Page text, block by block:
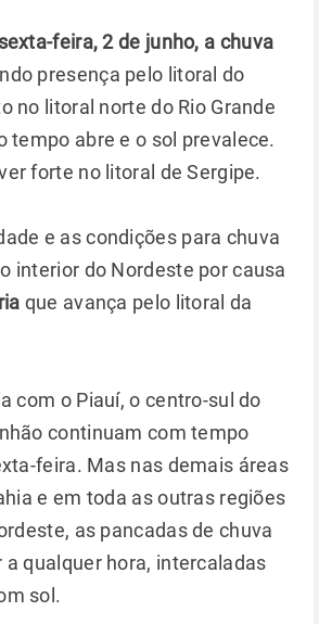
feira, 2 de junho, a chuva
presença pelo litoral do
no litoral norte do Rio Grande
tempo abre e o sol prevalece.
forte no litoral de Sergipe.
e as condições para chuva
interior do Nordeste por causa
que avança pelo litoral da
com o Piauí, o centro-sul do
continuam com tempo
feira. Mas nas demais áreas
e em toda as outras regiões
as pancadas de chuva
a qualquer hora, intercaladas
sol.